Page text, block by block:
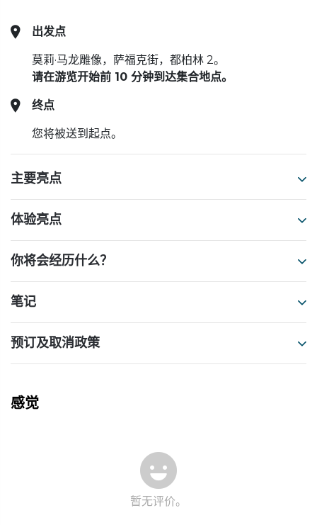
出发点
莫莉·马龙雕像，萨福克街，都柏林 2。
请在游览开始前 10 分钟到达集合地点。
终点
您将被送到起点。
主要亮点
体验亮点
你将会经历什么？
笔记
预订及取消政策
感觉
暂无评价。